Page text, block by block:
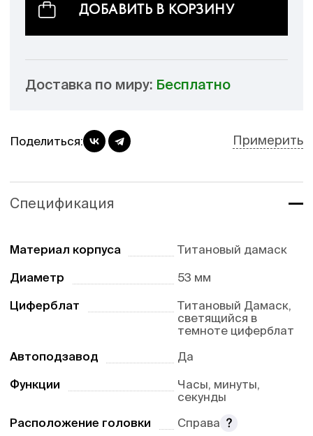
ДОБАВИТЬ В КОРЗИНУ
Доставка по миру: Бесплатно
Поделиться: Примерить
Спецификация
Материал корпуса Титановый дамаск
Диаметр 53 мм
Циферблат
Титановый Дамаск,
светящийся в
темноте циферблат
Автоподзавод
Да
Функции
Часы, минуты,
секунды
Расположение головки
Справа